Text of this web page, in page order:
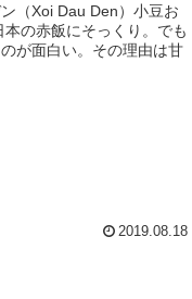
（Xoi Dau Den）小豆お
の赤飯にそっくり。でも
が面白い。その理由は甘
2019.08.18